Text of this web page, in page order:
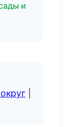
и